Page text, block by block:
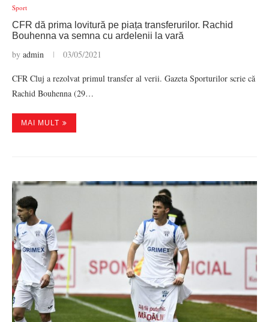
Sport
CFR dă prima lovitură pe piața transferurilor. Rachid
Bouhenna va semna cu ardelenii la vară
by admin 03/05/2021
CFR Cluj a rezolvat primul transfer al verii. Gazeta Sporturilor scrie că
Rachid Bouhenna (29…
MAI MULT